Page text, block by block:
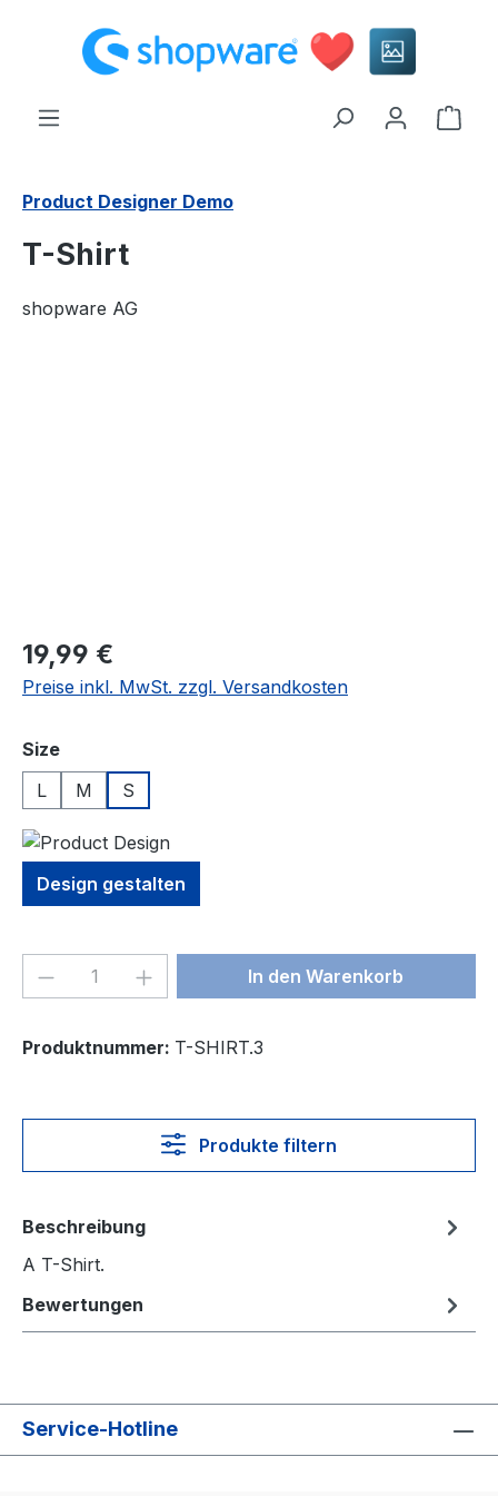
springen
Product Designer Demo
T-Shirt
shopware AG
19,99 €
Preise inkl. MwSt. zzgl. Versandkosten
Sizeauswählen
L
M S
Design gestalten
Produkt Anzahl: Gib denIn den Warenkorb
Produktnummer: T-SHIRT.3
Produkte filtern
Beschreibung
A T-Shirt.
Bewertungen
Service-Hotline